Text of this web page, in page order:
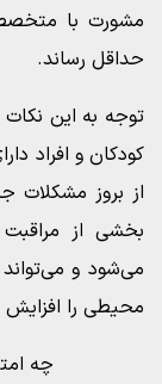
مشورت با
حداقل رساند.
توجه به این
کودکان و افراد
از بروز مشکلات
بخشی از
می‌شود و می‌تواند
محیطی را
چه